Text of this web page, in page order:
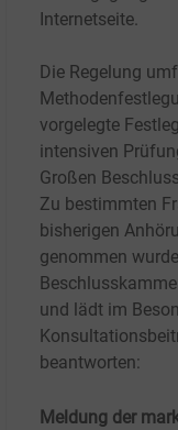
Internetseite.
Die Regelung
vorgelegte
intensiven
Großen
Zu bestimmten
bisherigen
genommen
und lädt im
beantworten:
Meldung der